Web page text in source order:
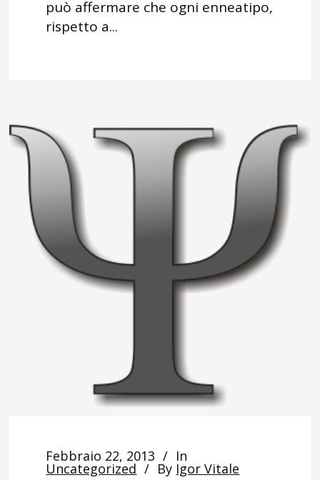
può affermare che ogni enneatipo,
rispetto a...
Febbraio 22, 2013 In
Uncategorized By Igor Vitale